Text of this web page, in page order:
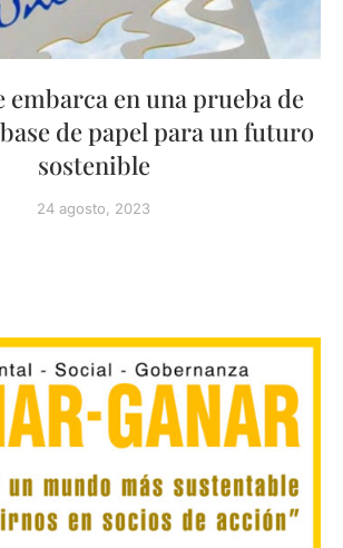
embarca en una prueba de
de papel para un futuro
sostenible
24 agosto, 2023